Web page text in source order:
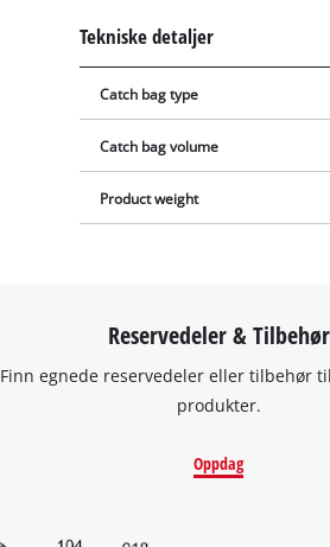
Tekniske detaljer
Catch bag type
Catch bag volume
Product weight
Reservedeler & Tilbehør
Finn egnede reservedeler eller tilbehør
produkter.
Oppdag